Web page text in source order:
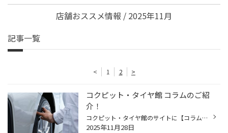
店舗おススメ情報 / 2025年11月
記事一覧
< 1 2 >
コクピット・タイヤ館 コラムのご紹
介！
コクピット・タイヤ館のサイトに【コラム】があるのはご存知でしょうか。 みなさんのおクルマのお悩みやタイヤに関するコラム記事を掲載しております。 この度は、『アライメント』や『コーティング』などのおクルマのメンテナンス、 タイヤに関連するコラム記事を掲載いたしました。 点検や交換の...
2025年11月28日